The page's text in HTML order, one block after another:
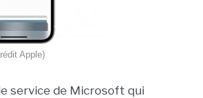
Apple)
service de Microsoft qui